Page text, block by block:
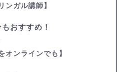
ンガル講師】
おすすめ！
オンラインでも】